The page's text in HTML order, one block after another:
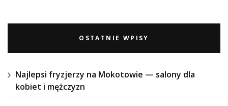
OSTATNIE WPISY
Najlepsi fryzjerzy na Mokotowie — salony dla
kobiet i mężczyzn